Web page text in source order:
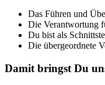
Das Führen und
Die Verantwortung
Du bist als
Die übergeordnete
Damit bringst Du